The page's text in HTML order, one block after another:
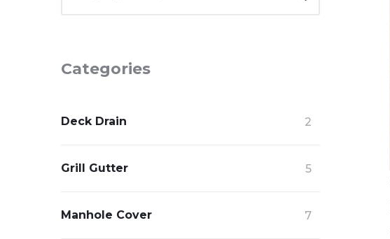
Categories
Deck Drain 2
Grill Gutter 5
Manhole Cover 7